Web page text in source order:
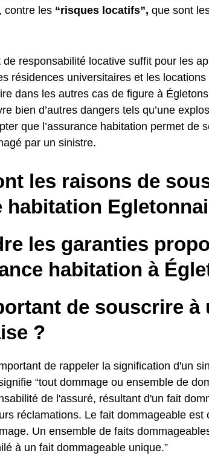
contre les “risques locatifs”, que sont
responsabilité locative suffit pour les
résidences universitaires et les locations
dans les autres cas de figure à
bien d’autres dangers tels qu’une
que l’assurance habitation permet de
par un sinistre.
les raisons de
habitation
les garanties
habitation à
de souscrire à
?
de rappeler la signification d'un
“tout dommage ou ensemble de
de l'assuré, résultant d'un fait
réclamations. Le fait dommageable est
Un ensemble de faits
à un fait dommageable unique.”